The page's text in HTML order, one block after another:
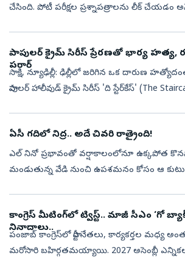
చేసింది. పోటీ పరీక్షల ప్రశ్నాపత్రాలను లీక్ చేయడం
పాపులర్‌ క్రైమ్‌ సిరీస్‌ ప్రేరణతో భార్య హత్య,
పరార్‌
సాక్షి, న్యూఢిల్లీ: ఢిల్లీలో జరిగిన ఒక దారుణ హత్యోదంతం కలకలం రేపింది.
పాపులర్‌ హాలీవుడ్‌ క్రైమ్ సిరీస్ 'ది స్టేర్‌కేస్' (The
ఏసీ గదిలో నిద్ర.. అదే చివరి రాత్రైంది!
ఎల్‌ నినో ప్రభావంతో వర్షాకాలంలోనూ ఉక్కపోత
మండుతున్న వేడి నుంచి ఉపశమనం కోసం ఆ
కాంగ్రెస్ మీటింగ్‌లో ట్విస్ట్‌.. మాజీ సీఎం ‘గో
నినాదాలు..
పంజాబ్ కాంగ్రెస్‌లో పార్టీ నేతలు, కార్యకర్తల మధ్య
మరోసారి బహిర్గతమయ్యాయి. 2027 అసెంబ్లీ